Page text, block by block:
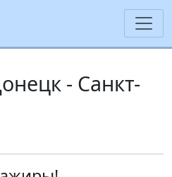
- Санкт-